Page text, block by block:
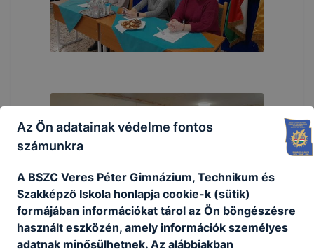
Az Ön adatainak védelme fontos
számunkra
A BSZC Veres Péter Gimnázium, Technikum és
Szakképző Iskola honlapja cookie-k (sütik)
formájában információkat tárol az Ön böngészésre
használt eszközén, amely információk személyes
adatnak minősülhetnek. Az alábbiakban